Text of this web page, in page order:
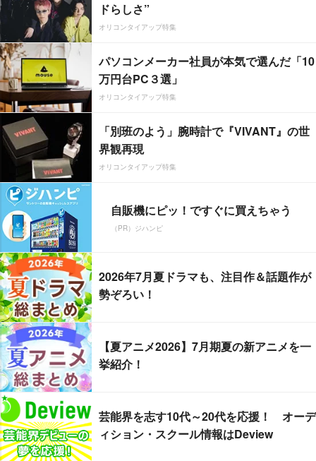
ドらしさ”
オリコンタイアップ特集
パソコンメーカー社員が本気で選んだ「10
万円台PC３選」
オリコンタイアップ特集
「別班のよう」腕時計で『VIVANT』の世
界観再現
オリコンタイアップ特集
自販機にピッ！ですぐに買えちゃう
（PR）ジハンピ
2026年7月夏ドラマも、注目作＆話題作が
勢ぞろい！
【夏アニメ2026】7月期夏の新アニメを一
挙紹介！
芸能界を志す10代～20代を応援！ オーデ
ィション・スクール情報はDeview